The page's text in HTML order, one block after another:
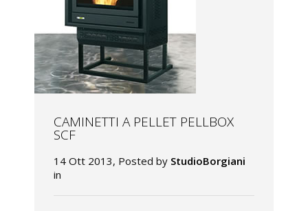
CAMINETTI A PELLET PELLBOX
SCF
14 Ott 2013, Posted by StudioBorgiani
in